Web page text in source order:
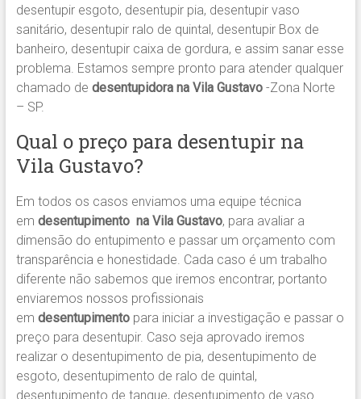
desentupir esgoto, desentupir pia, desentupir vaso
sanitário, desentupir ralo de quintal, desentupir Box de
banheiro, desentupir caixa de gordura, e assim sanar esse
problema. Estamos sempre pronto para atender qualquer
chamado de desentupidora na Vila Gustavo-Zona Norte
– SP.
Qual o preço para desentupir na
Vila Gustavo?
Em todos os casos enviamos uma equipe técnica
em desentupimento na Vila Gustavo, para avaliar a
dimensão do entupimento e passar um orçamento com
transparência e honestidade. Cada caso é um trabalho
diferente não sabemos que iremos encontrar, portanto
enviaremos nossos profissionais
em desentupimentopara iniciar a investigação e passar o
preço para desentupir. Caso seja aprovado iremos
realizar o desentupimento de pia, desentupimento de
esgoto, desentupimento de ralo de quintal,
desentupimento de tanque, desentupimento de vaso